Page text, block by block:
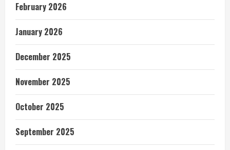
February 2026
January 2026
December 2025
November 2025
October 2025
September 2025